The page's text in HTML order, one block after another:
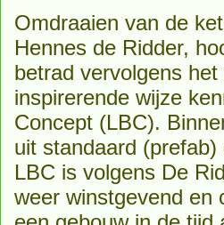
Omdraaien van de
Hennes de Ridder,
betrad vervolgens
inspirerende wijze
Concept (LBC).
uit standaard
LBC is volgens De
weer winstgevend en